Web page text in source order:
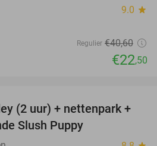
9.0 star
Regulier €40,60
€22,50
46%
(2 uur) + nettenpark +
Slush Puppy